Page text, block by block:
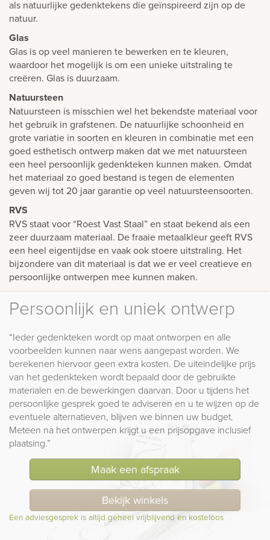
als natuurlijke gedenktekens die geïnspireerd zijn op de
natuur.
Glas
Glas is op veel manieren te bewerken en te kleuren,
waardoor het mogelijk is om een unieke uitstraling te
creëren. Glas is duurzaam.
Natuursteen
Natuursteen is misschien wel het bekendste materiaal voor
het gebruik in grafstenen. De natuurlijke schoonheid en
grote variatie in soorten en kleuren in combinatie met een
goed esthetisch ontwerp maken dat we met natuursteen
een heel persoonlijk gedenkteken kunnen maken. Omdat
het materiaal zo goed bestand is tegen de elementen
geven wij tot 20 jaar garantie op veel natuursteensoorten.
RVS
RVS staat voor “Roest Vast Staal” en staat bekend als een
zeer duurzaam materiaal. De fraaie metaalkleur geeft RVS
een heel eigentijdse en vaak ook stoere uitstraling. Het
bijzondere van dit materiaal is dat we er veel creatieve en
persoonlijke ontwerpen mee kunnen maken.
Persoonlijk en uniek ontwerp
“Ieder gedenkteken wordt op maat ontworpen en alle
voorbeelden kunnen naar wens aangepast worden. We
berekenen hiervoor geen extra kosten. De uiteindelijke prijs
van het gedenkteken wordt bepaald door de gebruikte
materialen en de bewerkingen daarvan. Door u tijdens het
persoonlijke gesprek goed te adviseren en u te wijzen op de
eventuele alternatieven, blijven we binnen uw budget.
Meteen na het ontwerpen krijgt u een prijsopgave inclusief
plaatsing.”
Maak een afspraak
Bekijk winkels
Een adviesgesprek is altijd geheel vrijblijvend en kosteloos